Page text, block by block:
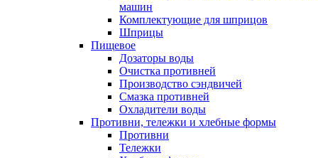
машин
Комплектующие для шприцов
Шприцы
Пищевое
Дозаторы воды
Очистка противней
Производство сэндвичей
Смазка противней
Охладители воды
Противни, тележки и хлебные формы
Противни
Тележки